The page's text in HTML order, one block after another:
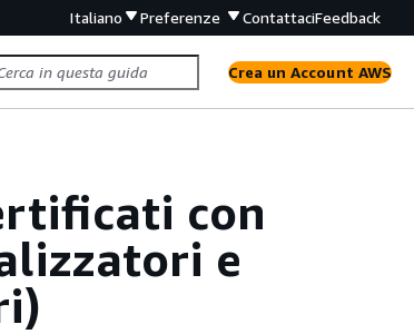
Italiano Preferenze ContattaciFeedback
Crea un Account AWS
con
e